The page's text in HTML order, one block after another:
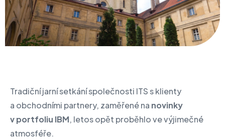
Tradiční jarní setkání společnosti ITS s klienty
a obchodními partnery, zaměřené na novinky
v portfoliu IBM, letos opět proběhlo ve výjimečné
atmosféře.